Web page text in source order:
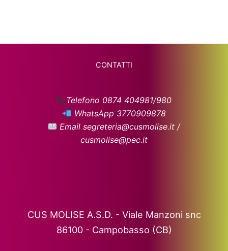
CONTATTI
Telefono 0874 404981/980
WhatsApp 3770909878
Email segreteria@cusmolise.it /
cusmolise@pec.it
CUS MOLISE A.S.D. - Viale Manzoni snc
86100 - Campobasso (CB)